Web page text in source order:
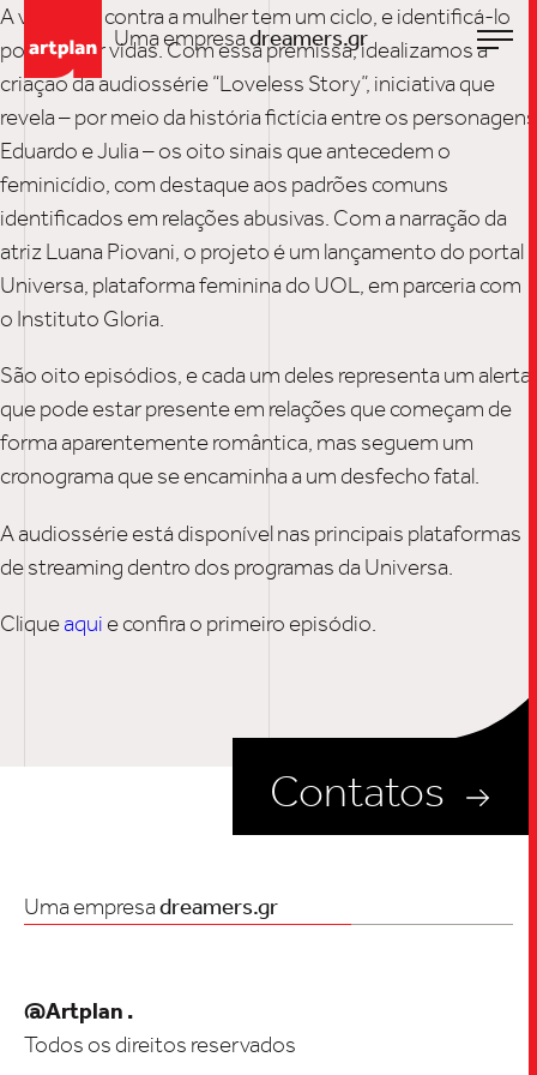
Uma empresadreamers.gr
A violência contra a mulher tem um ciclo, e identificá-lo
pode salvar vidas. Com essa premissa, idealizamos a
criação da audiossérie “Loveless Story”, iniciativa que
revela – por meio da história fictícia entre os personagens
Eduardo e Julia – os oito sinais que antecedem o
feminicídio, com destaque aos padrões comuns
identificados em relações abusivas. Com a narração da
atriz Luana Piovani, o projeto é um lançamento do portal
Universa, plataforma feminina do UOL, em parceria com
o Instituto Gloria.
São oito episódios, e cada um deles representa um alerta,
que pode estar presente em relações que começam de
forma aparentemente romântica, mas seguem um
cronograma que se encaminha a um desfecho fatal.
A audiossérie está disponível nas principais plataformas
de streaming dentro dos programas da Universa.
Cliqueaqui e confira o primeiro episódio.
Contatos
Uma empresadreamers.gr
@Artplan .
Todos os direitos reservados